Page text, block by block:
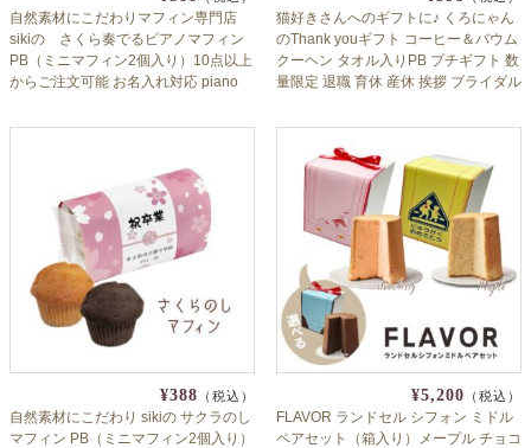
自然素材にこだわりマフィン専門店
sikiの さくら奏でるピアノマフィン
PB（ミニマフィン2個入り）10点以上
からご注文可能 お名入れ対応 piano
猫好きさんへのギフトに♪ くろにゃん
のThank youギフト コーヒー＆バウム
クーヘン タオル入りPB プチギフト 数
量限定 退職 育休 産休 挨拶 ブライダル
¥388 （税込）
自然素材にこだわり sikiの サクラのし
マフィン PB（ミニマフィン2個入り）
¥5,200 （税込）
FLAVOR ランドセル シフォン ミドル
ペアセット（箱入り）メープル チョコ